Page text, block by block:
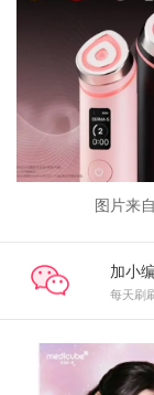
图片来
加小
每天刷